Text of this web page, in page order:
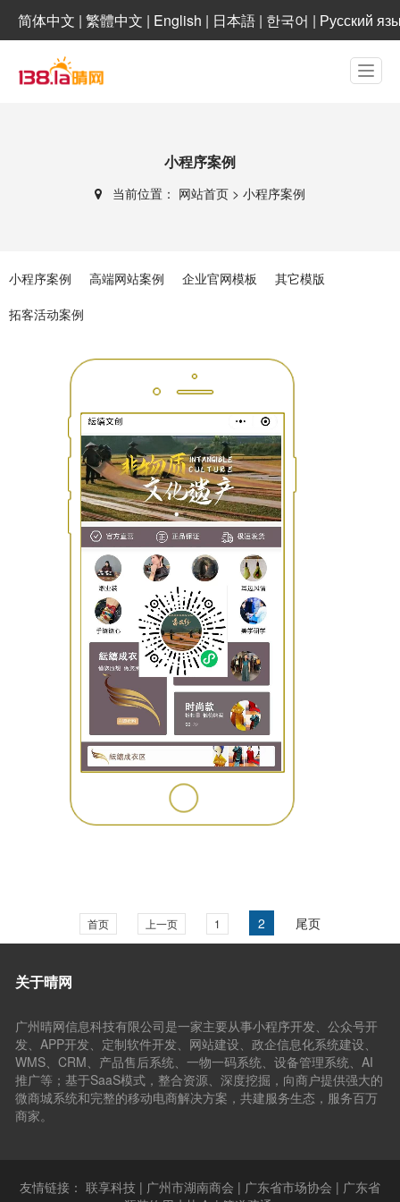
简体中文 | 繁體中文 | English | 日本語 | 한국어 | Русский
小程序案例
当前位置： 网站首页 > 小程序案例
小程序案例 高端网站案例 企业官网模板
其它模版
拓客活动案例
香云纱-非物质文化文化遗产小程序
首页 上一页 1 2 尾页
关于晴网
广州晴网信息科技有限公司是一家主要从事小程序开发、公众号开
发、APP开发、定制软件开发、网站建设、政企信息化系统建设、
WMS、CRM、产品售后系统、一物一码系统、设备管理系统、AI
推广等；基于SaaS模式，整合资源、深度挖掘，向商户提供强大的
微商城系统和完整的移动电商解决方案，共建服务生态，服务百万
商家。
友情链接： 联享科技 | 广州市湖南商会 | 广东省市场协会 | 广东省